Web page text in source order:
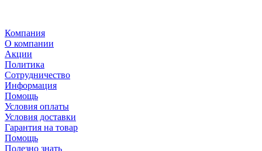
Компания
О компании
Акции
Политика
Сотрудничество
Информация
Помощь
Условия оплаты
Условия доставки
Гарантия на товар
Помощь
Полезно знать